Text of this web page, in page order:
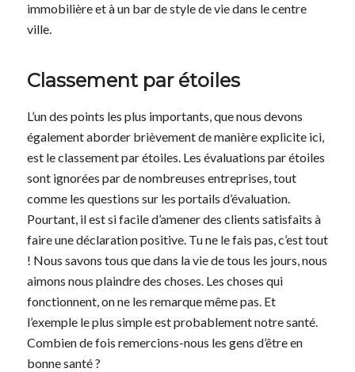
immobilière et à un bar de style de vie dans le centre
ville.
Classement par étoiles
L’un des points les plus importants, que nous devons
également aborder brièvement de manière explicite ici,
est le classement par étoiles. Les évaluations par étoiles
sont ignorées par de nombreuses entreprises, tout
comme les questions sur les portails d’évaluation.
Pourtant, il est si facile d’amener des clients satisfaits à
faire une déclaration positive. Tu ne le fais pas, c’est tout
! Nous savons tous que dans la vie de tous les jours, nous
aimons nous plaindre des choses. Les choses qui
fonctionnent, on ne les remarque même pas. Et
l’exemple le plus simple est probablement notre santé.
Combien de fois remercions-nous les gens d’être en
bonne santé ?